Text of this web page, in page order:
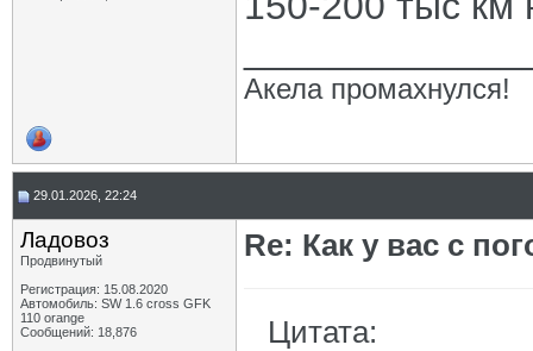
Акела промахнулся!
29.01.2026, 22:24
Ладовоз
Продвинутый
Регистрация: 15.08.2020
Автомобиль: SW 1.6 cross GFK
110 orange
Сообщений: 18,876
Re: Как у вас с
Цитата: